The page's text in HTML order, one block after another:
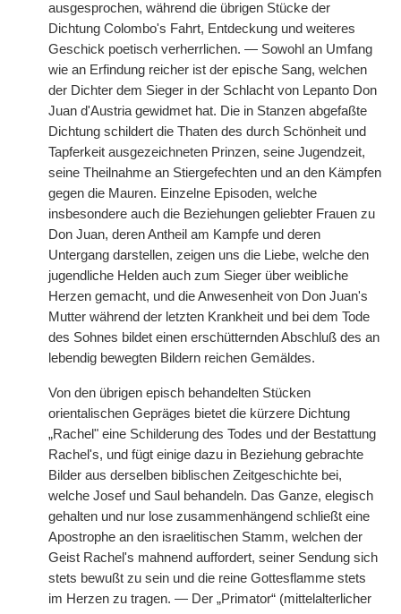
ausgesprochen, während die übrigen Stücke der
Dichtung Colombo's Fahrt, Entdeckung und weiteres
Geschick poetisch verherrlichen. — Sowohl an Umfang
wie an Erfindung reicher ist der epische Sang, welchen
der Dichter dem Sieger in der Schlacht von Lepanto Don
Juan d'Austria gewidmet hat. Die in Stanzen abgefaßte
Dichtung schildert die Thaten des durch Schönheit und
Tapferkeit ausgezeichneten Prinzen, seine Jugendzeit,
seine Theilnahme an Stiergefechten und an den Kämpfen
gegen die Mauren. Einzelne Episoden, welche
insbesondere auch die Beziehungen geliebter Frauen zu
Don Juan, deren Antheil am Kampfe und deren
Untergang darstellen, zeigen uns die Liebe, welche den
jugendliche Helden auch zum Sieger über weibliche
Herzen gemacht, und die Anwesenheit von Don Juan's
Mutter während der letzten Krankheit und bei dem Tode
des Sohnes bildet einen erschütternden Abschluß des an
lebendig bewegten Bildern reichen Gemäldes.
Von den übrigen episch behandelten Stücken
orientalischen Gepräges bietet die kürzere Dichtung
„Rachel" eine Schilderung des Todes und der Bestattung
Rachel's, und fügt einige dazu in Beziehung gebrachte
Bilder aus derselben biblischen Zeitgeschichte bei,
welche Josef und Saul behandeln. Das Ganze, elegisch
gehalten und nur lose zusammenhängend schließt eine
Apostrophe an den israelitischen Stamm, welchen der
Geist Rachel's mahnend auffordert, seiner Sendung sich
stets bewußt zu sein und die reine Gottesflamme stets
im Herzen zu tragen. — Der „Primator“ (mittelalterlicher